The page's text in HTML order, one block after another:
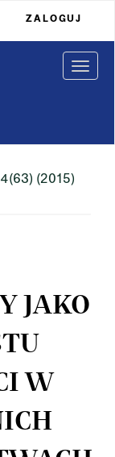
ZALOGUJ
(2015)
JAKO
W